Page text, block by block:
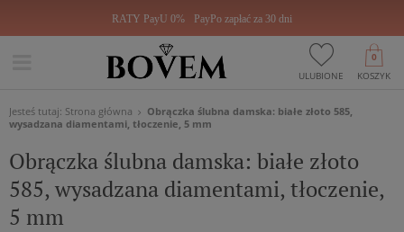
RATY PayU 0% PayPo zapłać za 30 dni
ULUBIONE KOSZYK
0
Jesteś tutaj: Strona główna
Obrączka ślubna damska: białe złoto 585,
wysadzana diamentami, tłoczenie, 5 mm
Obrączka ślubna damska: białe złoto
585, wysadzana diamentami, tłoczenie,
5 mm